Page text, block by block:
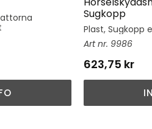
Sugkopp
Plast, Sugkopp
9986
623,75 kr